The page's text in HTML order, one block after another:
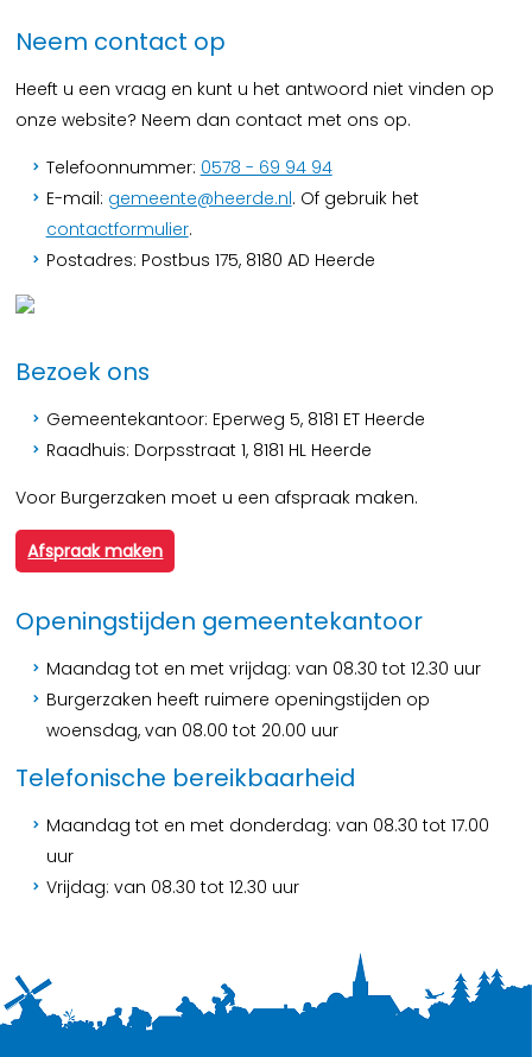
Neem contact op
Heeft u een vraag en kunt u het antwoord niet vinden op
onze website? Neem dan contact met ons op.
Telefoonnummer: 0578 - 69 94 94
E-mail: gemeente@heerde.nl. Of gebruik het
contactformulier.
Postadres: Postbus 175, 8180 AD Heerde
Bezoek ons
Gemeentekantoor: Eperweg 5, 8181 ET Heerde
Raadhuis: Dorpsstraat 1, 8181 HL Heerde
Voor Burgerzaken moet u een afspraak maken.
Afspraak maken
Openingstijden gemeentekantoor
Maandag tot en met vrijdag: van 08.30 tot 12.30 uur
Burgerzaken heeft ruimere openingstijden op
woensdag, van 08.00 tot 20.00 uur
Telefonische bereikbaarheid
Maandag tot en met donderdag: van 08.30 tot 17.00
uur
Vrijdag: van 08.30 tot 12.30 uur